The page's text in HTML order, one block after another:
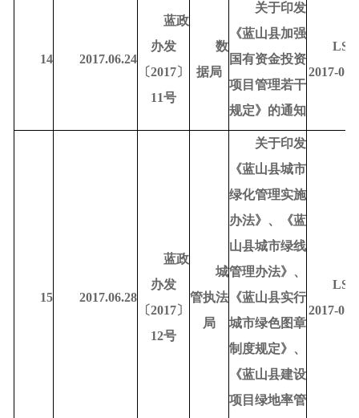
14 2017.06.24
蓝政
办发
〔2017〕
11号
数
据局
关于印发
《蓝山县加强
国有资金投资
项目管理若干
规定》的通知
2017-
15 2017.06.28
蓝政
办发
〔2017〕
12号
城
管执法
局
关于印发
《蓝山县城市
绿化管理实施
办法》、《蓝
山县城市绿线
管理办法》、
《蓝山县实行
城市绿色图章
制度规定》、
《蓝山县建设
项目绿地率管
2017-